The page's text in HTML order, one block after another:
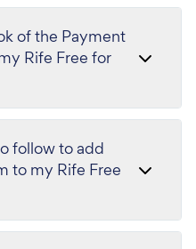
of the Payment
Rife Free for
follow to add
to my Rife Free